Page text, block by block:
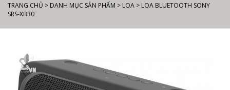
TRANG CHỦ > DANH MỤC SẢN PHẨM > LOA > LOA BLUETOOTH SONY
SRS-XB30